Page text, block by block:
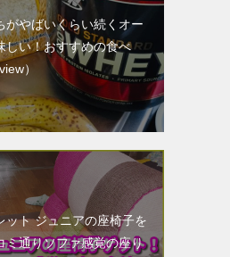
がやばいくらい続くオー
しい！おすすめの食べ
）
ット ジュニアの座椅子を
ミ通りソファ感覚の座り